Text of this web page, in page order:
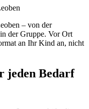
– von der
der Gruppe. Vor Ort
an Ihr Kind an, nicht
jeden Bedarf